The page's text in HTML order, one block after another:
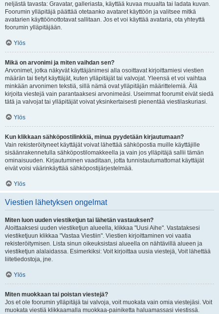
neljästä tavasta: Gravatar, galleriasta, käyttää kuvaa muualta tai ladata kuvan.
Foorumin ylläpitäjä päättää otetaanko avataret käyttöön ja valitsee mitkä
avatarien käyttöönottotavat sallitaan. Jos et voi käyttää avataria, ota yhteyttä
foorumin ylläpitäjään.
Ylös
Mikä on arvonimi ja miten vaihdan sen?
Arvonimet, jotka näkyvät käyttäjänimesi alla osoittavat kirjoittamiesi viestien
määrän tai tietyt käyttäjät, kuten ylläpitäjät tai valvojat. Yleensä et voi vaihtaa
minkään arvonimen tekstiä, sillä nämä ovat ylläpitäjän määrittelemiä. Älä
kirjoita viestejä vain parantaaksesi arvonimeäsi. Useimmat foorumit eivät siedä
tätä ja valvojat tai ylläpitäjät voivat yksinkertaisesti pienentää viestilaskuriasi.
Ylös
Kun klikkaan sähköpostilinkkiä, minua pyydetään kirjautumaan?
Vain rekisteröityneet käyttäjät voivat lähettää sähköpostia muille käyttäjille
sisäänrakennetulla sähköpostilomakkeella ja vain jos ylläpitäjä sallii tämän
ominaisuuden. Kirjautuminen vaaditaan, jotta tunnistautumattomat käyttäjät
eivät voisi väärinkäyttää sähköpostijärjestelmää.
Ylös
Viestien lähetyksen ongelmat
Miten luon uuden viestiketjun tai lähetän vastauksen?
Aloittaaksesi uuden viestiketjun alueella, klikkaa "Uusi Aihe". Vastataksesi
viestiketjuun klikkaa "Vastaa Viestiin". Viestien kirjoittaminen voi vaatia
rekisteröitymisen. Lista sinun oikeuksistasi alueella on nähtävillä alueen ja
viestiketjun alalaidassa. Esimerkiksi: Voit kirjoittaa uusia viestejä, Voit lähettää
liitetiedostoja, jne.
Ylös
Miten muokkaan tai poistan viestejä?
Jos et ole foorumin ylläpitäjä tai valvoja, voit muokata vain omia viestejäsi. Voit
muokata viestiä klikkaamalla muokkaa-painiketta haluamassasi viestissä.